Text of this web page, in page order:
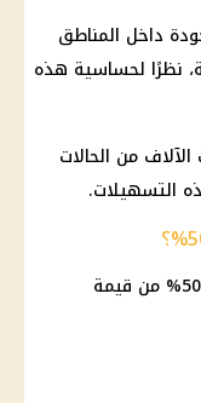
داخل المناطق
نظرًا لحساسية هذه
من الحالات
التسهيلات.
التعديلات الجديدة تمنح خصمًا يصل إلى 50% من قيمة